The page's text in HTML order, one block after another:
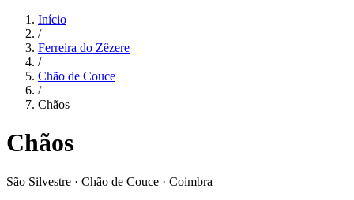
Início
/
Ferreira do Zêzere
/
Chão de Couce
/
Chãos
Chãos
São Silvestre · Chão de Couce · Coimbra